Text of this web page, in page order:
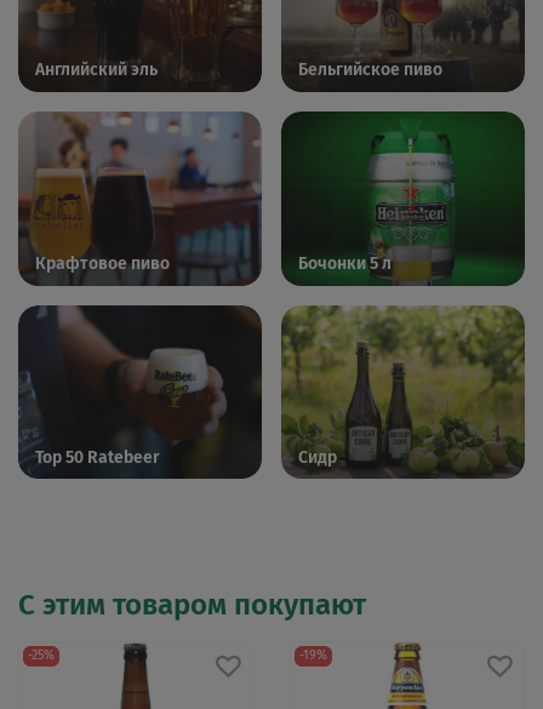
Английский эль Бельгийское пиво
Крафтовое пиво Бочонки 5 л
Top 50 Ratebeer Сидр
С этим товаром покупают
-25% -19%